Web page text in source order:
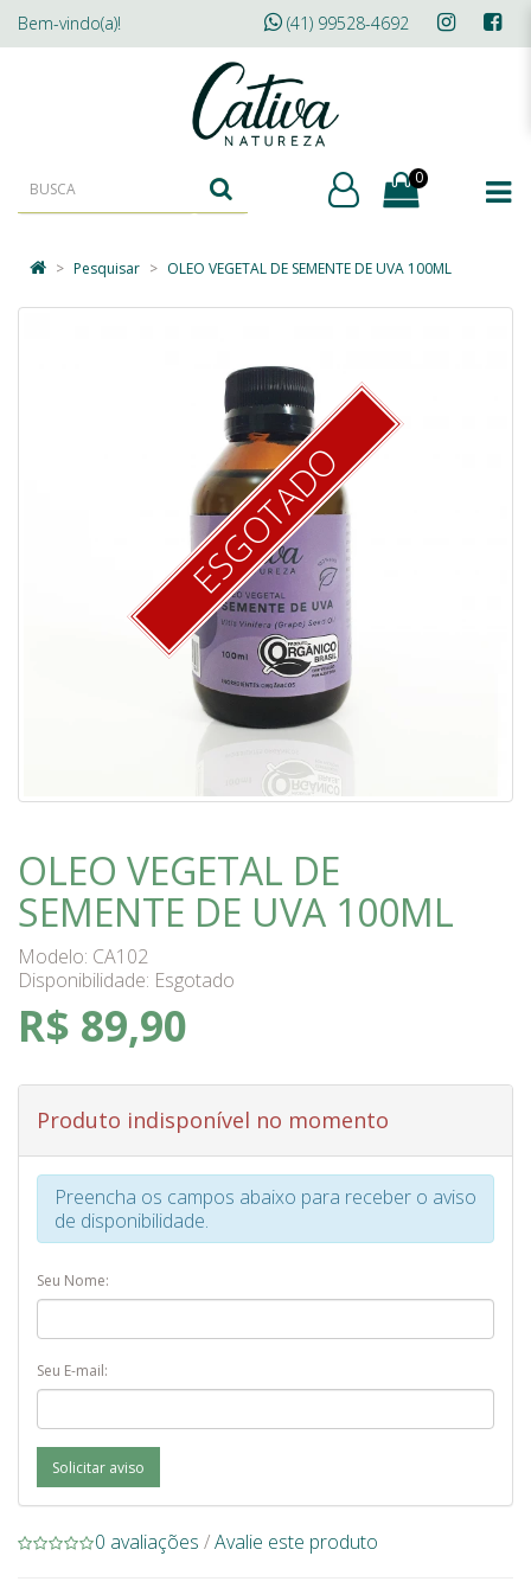
Bem-vindo(a)! (41) 99528-4692
0
Pesquisar OLEO VEGETAL DE SEMENTE DE UVA 100ML
ESGOTADO
OLEO VEGETAL DE
SEMENTE DE UVA 100ML
Modelo: CA102
Disponibilidade: Esgotado
R$ 89,90
Produto indisponível no momento
Preencha os campos abaixo para receber o aviso
de disponibilidade.
Seu Nome:
Seu E-mail:
Solicitar aviso
0 avaliações /Avalie este produto